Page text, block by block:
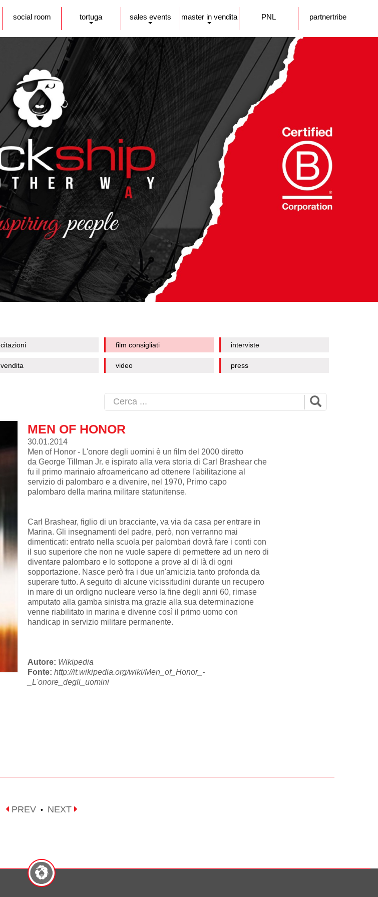
social room tortuga sales events master in vendita PNL partnertribe
citazioni film consigliati interviste
vendita video press
MEN OF HONOR
30.01.2014
Men of Honor - L'onore degli uomini è un film del 2000 diretto
da George Tillman Jr. e ispirato alla vera storia di Carl Brashear che
fu il primo marinaio afroamericano ad ottenere l'abilitazione al
servizio di palombaro e a divenire, nel 1970, Primo capo
palombaro della marina militare statunitense.
Carl Brashear, figlio di un bracciante, va via da casa per entrare in
Marina. Gli insegnamenti del padre, però, non verranno mai
dimenticati: entrato nella scuola per palombari dovrà fare i conti con
il suo superiore che non ne vuole sapere di permettere ad un nero di
diventare palombaro e lo sottopone a prove al di là di ogni
sopportazione. Nasce però fra i due un'amicizia tanto profonda da
superare tutto. A seguito di alcune vicissitudini durante un recupero
in mare di un ordigno nucleare verso la fine degli anni 60, rimase
amputato alla gamba sinistra ma grazie alla sua determinazione
venne riabilitato in marina e divenne così il primo uomo con
handicap in servizio militare permanente.
Autore: Wikipedia
Fonte: http://it.wikipedia.org/wiki/Men_of_Honor_-
_L'onore_degli_uomini
PREV • NEXT